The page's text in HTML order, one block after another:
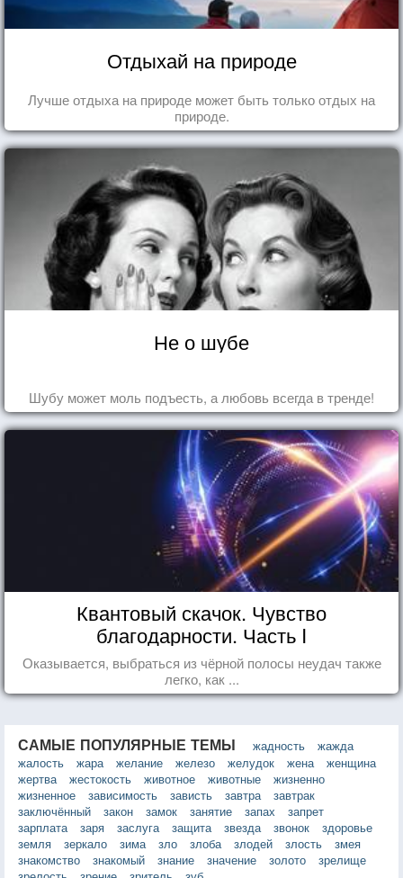
Отдыхай на природе
Лучше отдыха на природе может быть только отдых на
природе.
Не о шубе
Шубу может моль подъесть, а любовь всегда в тренде!
Квантовый скачок. Чувство
благодарности. Часть I
Оказывается, выбраться из чёрной полосы неудач также
легко, как ...
САМЫЕ ПОПУЛЯРНЫЕ ТЕМЫ жадность
жажда
жалость
жара желание железо желудок жена
женщина
жертва
жестокость животное животные
жизненно
жизненное
зависимость зависть завтра
завтрак
заключённый
закон замок занятие запах
запрет
зарплата
заря заслуга защита звезда звонок
здоровье
земля
зеркало зима зло злоба злодей злость
змея
знакомство
знакомый знание значение золото
зрелище